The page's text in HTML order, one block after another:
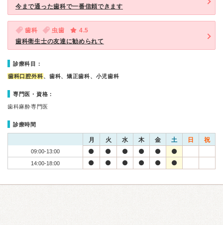
今まで通った歯科で一番信頼できます
歯科 虫歯
4.5
歯科衛生士の友達に勧められて
診療科目：
歯科口腔外科、歯科、矯正歯科、小児歯科
専門医・資格：
歯科麻酔専門医
診療時間
月 火 水 木 金 土 日 祝
09:00-13:00
14:00-18:00